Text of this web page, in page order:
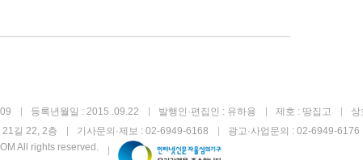
등록년월일 : 2015 .09.22 발행인·편집인 : 유하용 제호 : 땅집고 상
21길 22, 2층
기사문의·제보 : 02-6949-6168 광고·사업문의 : 02-6949-6176
All rights reserved.